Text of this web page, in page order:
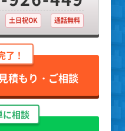
土日祝OK 通話無料
了！
積もり・ご相談
に相談